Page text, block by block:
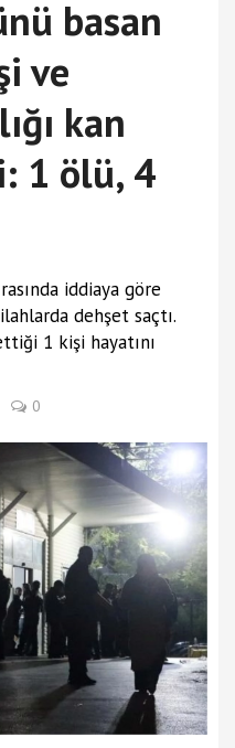
basan
ve
kan
1 ölü, 4
iddiaya göre
dehşet saçtı.
1 kişi hayatını
0